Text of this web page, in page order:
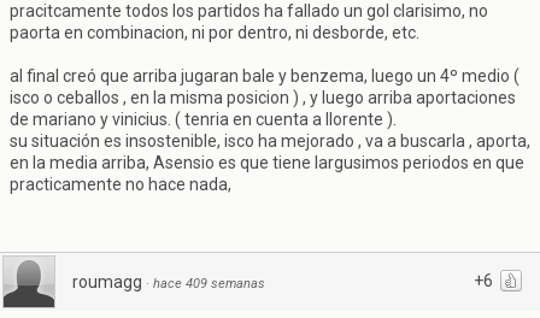
pracitcamente todos los partidos ha fallado un gol clarisimo, no
paorta en combinacion, ni por dentro, ni desborde, etc.
al final creó que arriba jugaran bale y benzema, luego un 4º medio (
isco o ceballos , en la misma posicion ) , y luego arriba aportaciones
de mariano y vinicius. ( tenria en cuenta a llorente ).
su situación es insostenible, isco ha mejorado , va a buscarla , aporta,
en la media arriba, Asensio es que tiene largusimos periodos en que
practicamente no hace nada,
+6
roumagg · hace 409 semanas